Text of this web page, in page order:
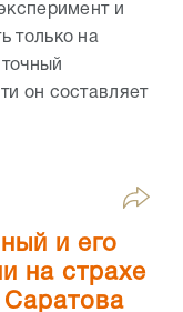
и
только на
он составляет
и его
на страхе
Саратова